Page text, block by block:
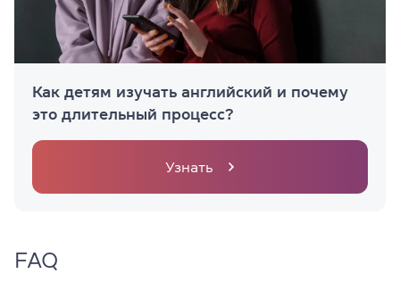
Как детям изучать английский и почему
это длительный процесс?
Узнать
FAQ